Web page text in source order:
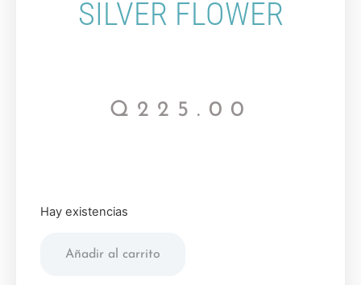
SILVER FLOWER
Q 225.00
Hay existencias
Añadir al carrito